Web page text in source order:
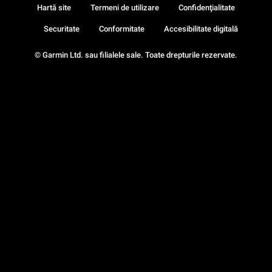
© Garmin Ltd. sau filialele sale. Toate drepturile rezervate.
Hartă site Termeni de utilizare Confidenţialitate
Securitate Conformitate Accesibilitate digitală